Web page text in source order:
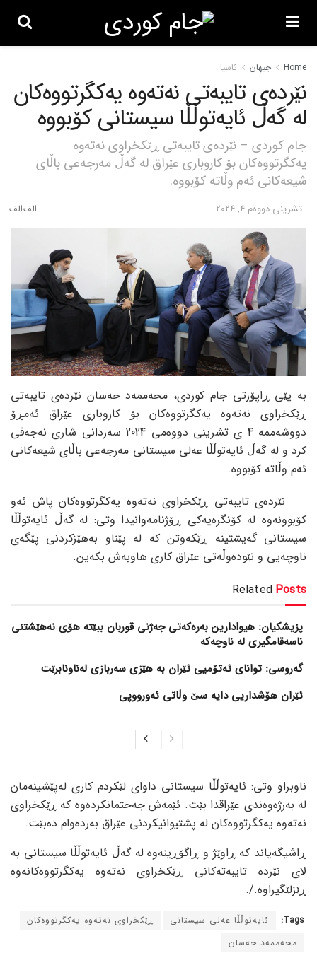
Home جیهان ئاسیا
نێردەی تایبەتی نەتەوە یەکگرتووەکان
لە گەڵ ئایەتوڵڵا سیستانی کۆبووە
جام کوردی – نێردەی تایبەتی ڕێکخراوی نەتەوە
یەکگرتووەکان بۆ کاروباری عێراق لە گەڵ مەرجەعی باڵای
شیعەکانی ئەم وڵاتە کۆبووە.
تشرینی دووه‌م 4, 2024
بە پێی ڕاپۆرتی جام کوردی، محەممەد حەسان نێردەی تایبەتی
ڕێکخراوی نەتەوە یەکگرتووەکان بۆ کاروباری عێراق ئەمڕۆ
دووشەممە 4 ی تشرینی دووەمی 2024 سەردانی شاری نەجەفی
کرد و لە گەڵ ئایەتوڵڵا عەلی سیستانی مەرجەعی باڵای شیعەکانی
ئەم وڵاتە کۆبووە.
نێردەی تایبەتی ڕێکخراوی نەتەوە یەکگرتووەکان پاش ئەو
کۆبوونەوە لە کۆنگرەیەکی ڕۆژنامەوانیدا وتی: لە گەڵ ئایەتوڵڵا
سیستانی گەیشتینە ڕێکەوتن کە لە پێناو بەهێزکردنی پێگەی
ناوچەیی و نێودەوڵەتی عێراق کاری هاوبەش بکەین.
Related Posts
پزیشکیان: هیوادارین بەرەکەتی جەژنی قوربان ببێتە هۆی نەهێشتنی
ناسەقامگیری لە ناوچەکە
گەروسی: توانای ئەتۆمیی ئێران بە هێزی سەربازی لەناونابرێت
ئێران هۆشداریی دایە سێ وڵاتی ئەورووپی
ناوبراو وتی: ئایەتوڵڵا سیستانی داوای لێکردم کاری لەپێشینەمان
لە بەرژەوەندی عێراقدا بێت. ئێمەش جەختمانکردەوە کە ڕێکخراوی
نەتەوە یەکگرتووەکان لە پشتیوانیکردنی عێراق بەردەوام دەبێت.
ڕاشیگەیاند کە ڕاوێژ و ڕاگۆڕینەوە لە گەڵ ئایەتوڵڵا سیستانی بە
لای نێردە تایبەتەکانی ڕێکخراوی نەتەوە یەکگرتووەکانەوە
ڕێزلێگیراوە./.
Tags: ئایەتوڵڵا عەلی سیستانی
ڕێکخراوی نەتەوە یەکگرتووەکان
محەممەد حەسان